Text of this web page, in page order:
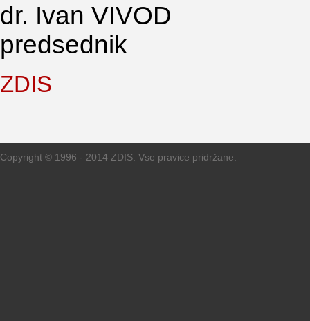
dr. Ivan VIVOD
predsednik
ZDIS
Copyright © 1996 - 2014 ZDIS. Vse pravice pridržane.